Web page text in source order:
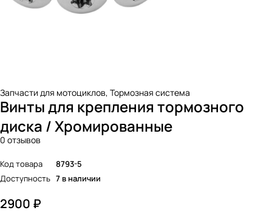
Запчасти для мотоциклов, Тормозная система
Винты для крепления тормозного
диска / Хромированные
0 отзывов
Код товара
8793-5
Доступность 7 в наличии
2900 ₽